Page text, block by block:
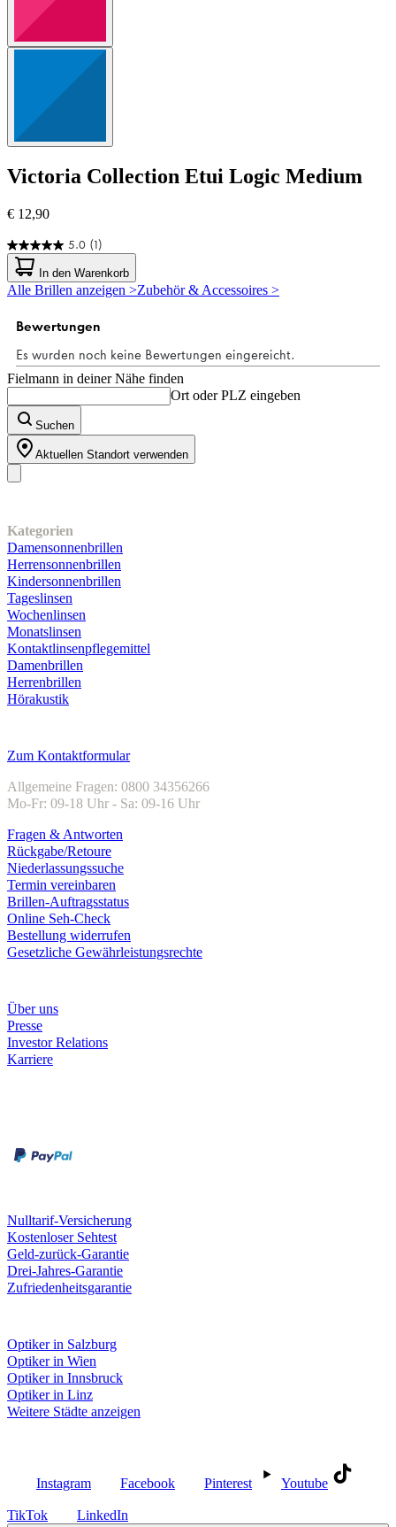
Victoria Collection Etui Logic Medium
€ 12,90
5.0 (1)
5.0
von
5
Sternen.
Bewertung
In den Warenkorb
Alle Brillen anzeigen >Zubehör & Accessoires >
Fielmann in deiner Nähe finden
Ort oder PLZ eingeben
Suchen
Aktuellen Standort verwenden
Kategorien
Damensonnenbrillen
Herrensonnenbrillen
Kindersonnenbrillen
Tageslinsen
Wochenlinsen
Monatslinsen
Kontaktlinsenpflegemittel
Damenbrillen
Herrenbrillen
Hörakustik
Zum Kontaktformular
Allgemeine Fragen: 0800 34356266
Mo-Fr: 09-18 Uhr - Sa: 09-16 Uhr
Fragen & Antworten
Rückgabe/Retoure
Niederlassungssuche
Termin vereinbaren
Brillen-Auftragsstatus
Online Seh-Check
Bestellung widerrufen
Gesetzliche Gewährleistungsrechte
Über uns
Presse
Investor Relations
Karriere
Nulltarif-Versicherung
Kostenloser Sehtest
Geld-zurück-Garantie
Drei-Jahres-Garantie
Zufriedenheitsgarantie
Optiker in Salzburg
Optiker in Wien
Optiker in Innsbruck
Optiker in Linz
Weitere Städte anzeigen
Instagram Facebook Pinterest Youtube
TikTok LinkedIn